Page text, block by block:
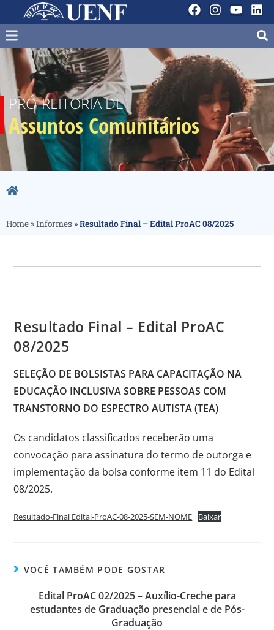
PRÓ-REITORIA DE
Assuntos Comunitários
Home »Informes »Resultado Final – Edital ProAC 08/2025
Resultado Final – Edital ProAC
08/2025
SELEÇÃO DE BOLSISTAS PARA CAPACITAÇÃO NA
EDUCAÇÃO INCLUSIVA SOBRE PESSOAS COM
TRANSTORNO DO ESPECTRO AUTISTA (TEA)
Os candidatos classificados receberão uma
convocação para assinatura do termo de outorga e
implementação da bolsa conforme item 11 do Edital
08/2025.
Resultado-Final Edital-ProAC-08-2025-SEM-NOME Baixar
VOCÊ TAMBÉM PODE GOSTAR
Edital ProAC 02/2025 – Auxílio-Creche para
estudantes de Graduação presencial e de Pós-
Graduação